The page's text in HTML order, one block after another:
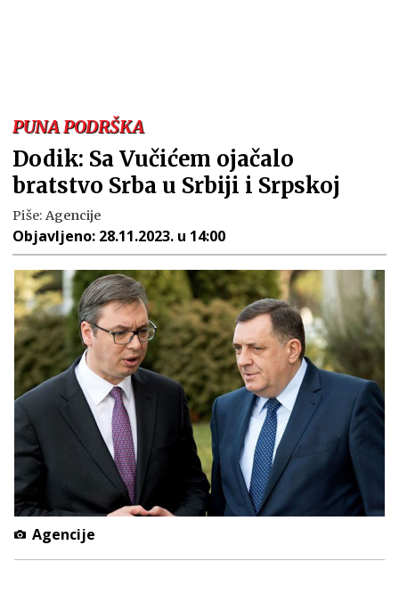
PUNA PODRŠKA
Dodik: Sa Vučićem ojačalo
bratstvo Srba u Srbiji i Srpskoj
Piše: Agencije
Objavljeno: 28.11.2023. u 14:00
Agencije